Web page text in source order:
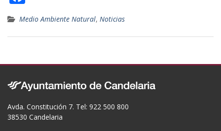
ac
e
b
o
k
Medio Ambiente Natural, Noticias
Avda. Constitución 7. Tel: 922 500 800
38530 Candelaria